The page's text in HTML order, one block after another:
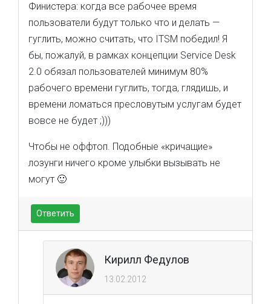
Финистера: когда все рабочее время
пользователи будут только что и делать —
гуглить, можно считать, что ITSM победил! Я
бы, пожалуй, в рамках концепции Service Desk
2.0 обязал пользователей минимум 80%
рабочего времени гуглить, тогда, глядишь, и
времени ломаться пресловутым услугам будет
вовсе не будет ;)))
Чтобы не оффтоп. Подобные «кричащие»
лозунги ничего кроме улыбки вызывать не
могут 🙂
Ответить
Кирилл Федулов
13.02.2012